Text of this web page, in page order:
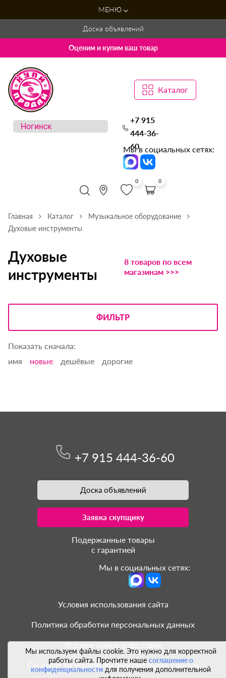
МЕНЮ
Доска объявлений
Оценим и купим ваш товар
Каталог
+7 915
444-36-
60
Мы в социальных сетях:
0 0
Главная Каталог
Музыкальное оборудование
Духовые инструменты
Духовые
инструменты
8 товаров по всем
магазинам >>>
ФИЛЬТР
Показать сначала:
имя
новые дешёвые дорогие
Мы используем файлы cookie. Это нужно для корректной
работы сайта. Прочтите наше соглашение о
конфиденциальностидля получения дополнительной
+7 915 444-36-60
Доска объявлений
Заявка скупщику
Подержанные товары
с гарантией
Мы в социальных сетях:
Условия использования сайта
Политика обработки персональных данных
Условия заказа и доставки
Согласие на обработку персональных данных